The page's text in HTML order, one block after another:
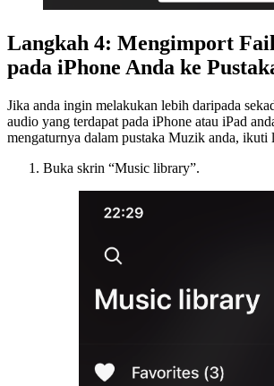
Langkah 4: Mengimport
pada iPhone Anda ke
Jika anda ingin melakukan lebih daripada
audio yang terdapat pada iPhone atau iPad
mengaturnya dalam pustaka Muzik anda, ikuti
Buka skrin “Music library”.